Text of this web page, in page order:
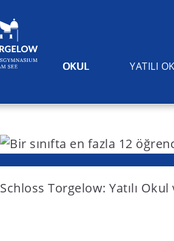
OKUL YATILI
Suchen
Schloss Torgelow: Yatılı Okul